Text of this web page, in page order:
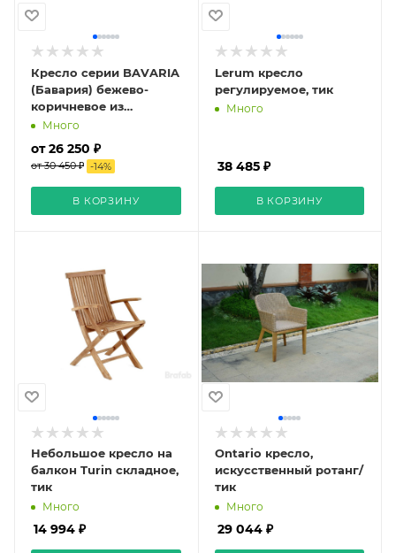
Кресло серии BAVARIA
(Бавария) бежево-
коричневое из
искусственного
Много
от 26 250 ₽
от 30 450 ₽ -14%
В КОРЗИНУ
Lerum кресло
регулируемое, тик
Много
38 485 ₽
В КОРЗИНУ
Небольшое кресло на
балкон Turin складное,
тик
Много
14 994 ₽
Ontario кресло,
искусственный ротанг/
тик
Много
29 044 ₽